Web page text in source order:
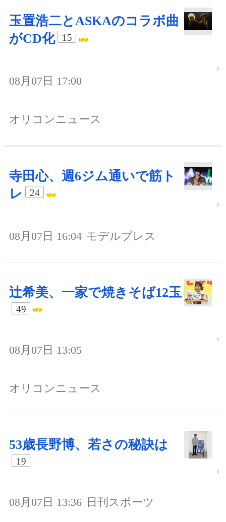
玉置浩二とASKAのコラボ曲
がCD化
15
08月07日 17:00
オリコンニュース
寺田心、週6ジム通いで筋ト
レ
24
08月07日 16:04 モデルプレス
辻希美、一家で焼きそば12玉
49
08月07日 13:05
オリコンニュース
53歳長野博、若さの秘訣は
19
08月07日 13:36 日刊スポーツ